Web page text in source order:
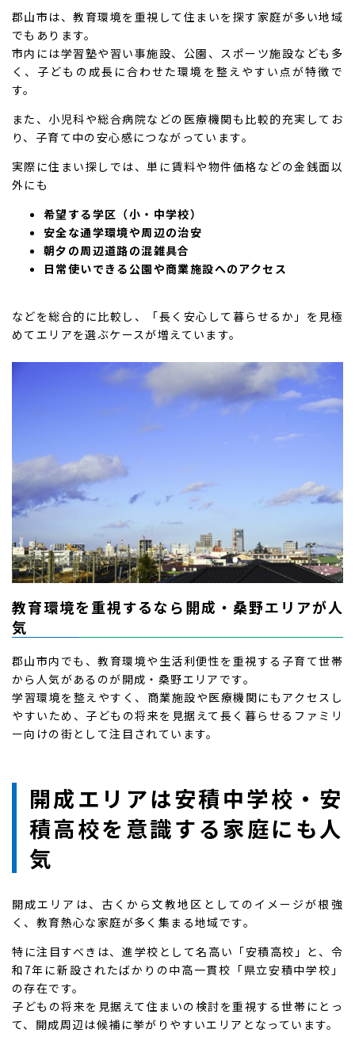
郡山市は、教育環境を重視して住まいを探す家庭が多い地域
でもあります。
市内には学習塾や習い事施設、公園、スポーツ施設なども多
く、子どもの成長に合わせた環境を整えやすい点が特徴で
す。
また、小児科や総合病院などの医療機関も比較的充実してお
り、子育て中の安心感につながっています。
実際に住まい探しでは、単に賃料や物件価格などの金銭面以
外にも
希望する学区（小・中学校）
安全な通学環境や周辺の治安
朝夕の周辺道路の混雑具合
日常使いできる公園や商業施設へのアクセス
などを総合的に比較し、「長く安心して暮らせるか」を見極
めてエリアを選ぶケースが増えています。
教育環境を重視するなら開成・桑野エリアが人
気
郡山市内でも、教育環境や生活利便性を重視する子育て世帯
から人気があるのが開成・桑野エリアです。
学習環境を整えやすく、商業施設や医療機関にもアクセスし
やすいため、子どもの将来を見据えて長く暮らせるファミリ
ー向けの街として注目されています。
開成エリアは安積中学校・安
積高校を意識する家庭にも人
気
開成エリアは、古くから文教地区としてのイメージが根強
く、教育熱心な家庭が多く集まる地域です。
特に注目すべきは、進学校として名高い「安積高校」と、令
和7年に新設されたばかりの中高一貫校「県立安積中学校」
の存在です。
子どもの将来を見据えて住まいの検討を重視する世帯にとっ
て、開成周辺は候補に挙がりやすいエリアとなっています。